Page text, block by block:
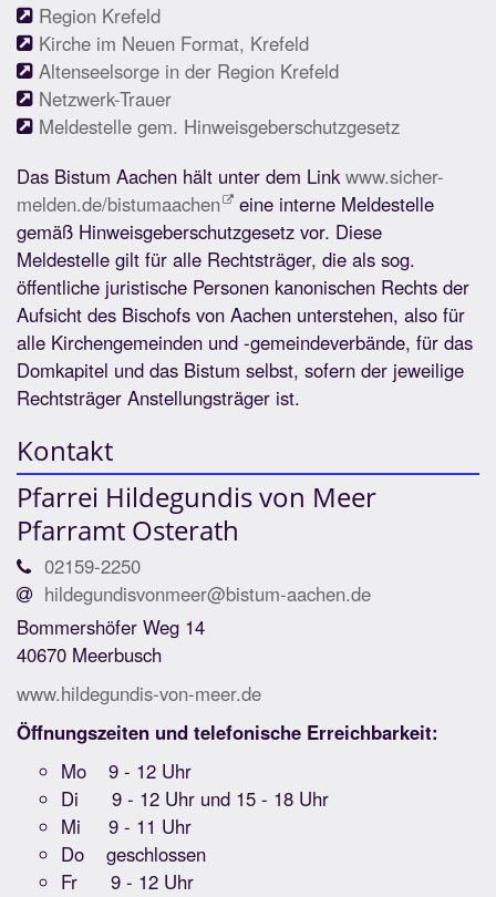
Region Krefeld
Kirche im Neuen Format, Krefeld
Altenseelsorge in der Region Krefeld
Netzwerk-Trauer
Meldestelle gem. Hinweisgeberschutzgesetz
Das Bistum Aachen hält unter dem Linkwww.sicher-
melden.de/bistumaachen
eine interne Meldestelle
gemäß Hinweisgeberschutzgesetz vor. Diese
Meldestelle gilt für alle Rechtsträger, die als sog.
öffentliche juristische Personen kanonischen Rechts der
Aufsicht des Bischofs von Aachen unterstehen, also für
alle Kirchengemeinden und -gemeindeverbände, für das
Domkapitel und das Bistum selbst, sofern der jeweilige
Rechtsträger Anstellungsträger ist.
Kontakt
Pfarrei Hildegundis von Meer
Pfarramt Osterath
02159-2250
hildegundisvonmeer@bistum-aachen.de
Bommershöfer Weg 14
40670 Meerbusch
www.hildegundis-von-meer.de
Öffnungszeiten und telefonische Erreichbarkeit:
Mo 9 - 12 Uhr
Di 9 - 12 Uhr und 15 - 18 Uhr
Mi 9 - 11 Uhr
Do geschlossen
Fr 9 - 12 Uhr